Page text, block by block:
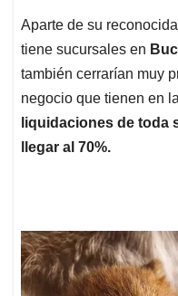
Aparte de su
tiene sucursales en
también cerrarían muy
negocio que tienen en
liquidaciones de toda
llegar al 70%.